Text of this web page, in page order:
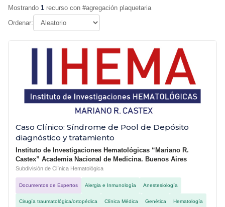
Mostrando 1 recurso con #agregación plaquetaria
Ordenar:
Caso Clínico: Síndrome de Pool de Depósito
diagnóstico y tratamiento
Instituto de Investigaciones Hematológicas “Mariano R.
Castex” Academia Nacional de Medicina. Buenos Aires
Subdivisión de Clínica Hematológica
Documentos de Expertos Alergia e Inmunología Anestesiología
Cirugía traumatológica/ortopédica Clínica Médica Genética Hematología